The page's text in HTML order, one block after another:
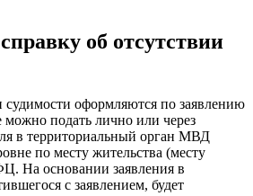
об отсутствии
судимости оформляются по заявлению
можно подать лично или через
в территориальный орган МВД
по месту жительства (месту
На основании заявления в
с заявлением, будет